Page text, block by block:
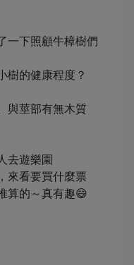
一下照顧牛樟樹們
樹的健康程度？
與莖部有無木質
去遊樂園
來看要買什麼票
算的～真有趣😄